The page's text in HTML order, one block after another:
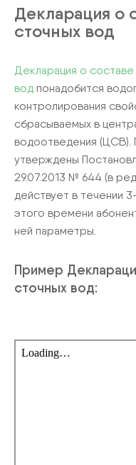
Декларация о
сточных вод
Декларация о составе
вод понадобится
контролирования
сбрасываемых в
водоотведения (ЦСВ).
утверждены
29.07.2013 № 644 (в
действует в течении
этого времени
ней параметры.
Пример
сточных вод: